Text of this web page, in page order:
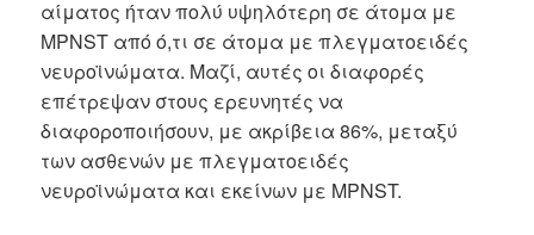
αίματος ήταν πολύ υψηλότερη σε άτομα με
MPNST από ό,τι σε άτομα με πλεγματοειδές
νευροϊνώματα. Μαζί, αυτές οι διαφορές
επέτρεψαν στους ερευνητές να
διαφοροποιήσουν, με ακρίβεια 86%, μεταξύ
των ασθενών με πλεγματοειδές
νευροϊνώματα και εκείνων με MPNST.